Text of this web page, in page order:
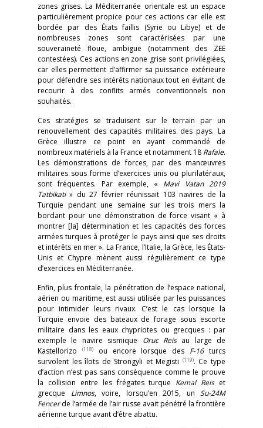
zones grises. La Méditerranée orientale est un espace
particulièrement propice pour ces actions car elle est
bordée par des États faillis (Syrie ou Libye) et de
nombreuses zones sont caractérisées par une
souveraineté floue, ambiguë (notamment des ZEE
contestées). Ces actions en zone grise sont privilégiées,
car elles permettent d’affirmer sa puissance extérieure
pour défendre ses intérêts nationaux tout en évitant de
recourir à des conflits armés conventionnels non
souhaités.
Ces stratégies se traduisent sur le terrain par un
renouvellement des capacités militaires des pays. La
Grèce illustre ce point en ayant commandé de
nombreux matériels à la France et notamment 18 Rafale.
Les démonstrations de forces, par des manœuvres
militaires sous forme d’exercices unis ou plurilatéraux,
sont fréquentes. Par exemple, « Mavi Vatan 2019
Tatbikati» du 27 février réunissait 103 navires de la
Turquie pendant une semaine sur les trois mers la
bordant pour une démonstration de force visant « à
montrer [la] détermination et les capacités des forces
armées turques à protéger le pays ainsi que ses droits
et intérêts en mer ». La France, l’Italie, la Grèce, les États-
Unis et Chypre mènent aussi régulièrement ce type
d’exercices en Méditerranée.
Enfin, plus frontale, la pénétration de l’espace national,
aérien ou maritime, est aussi utilisée par les puissances
pour intimider leurs rivaux. C’est le cas lorsque la
Turquie envoie des bateaux de forage sous escorte
militaire dans les eaux chypriotes ou grecques : par
exemple le navire sismique Oruc Reis au large de
Kastellorizo
(118)ou encore lorsque des F-16turcs
survolent les îlots de Strongyli et Megisti (119). Ce type
d’action n’est pas sans conséquence comme le prouve
la collision entre les frégates turque Kemal Reiset
grecque Limnos, voire, lorsqu’en 2015, un Su-24M
Fencerde l’armée de l’air russe avait pénétré la frontière
aérienne turque avant d’être abattu.